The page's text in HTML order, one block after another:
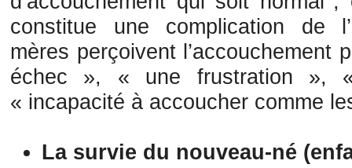
constitue une complication de
mères perçoivent l’accouchement
échec », « une frustration »,
« incapacité à accoucher comme
La survie du nouveau-né